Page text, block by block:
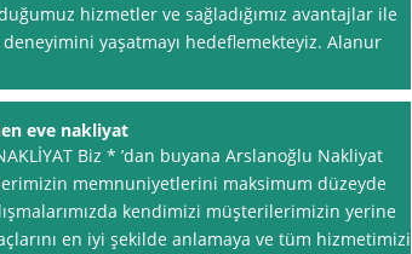
hizmetler ve sağladığımız avantajlar ile
yaşatmayı hedeflemekteyiz. Alanur
eve nakliyat
Biz * ’dan buyana Arslanoğlu Nakliyat
memnuniyetlerini maksimum düzeyde
kendimizi müşterilerimizin yerine
en iyi şekilde anlamaya ve tüm hizmetimizin